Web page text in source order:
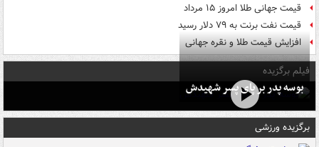
قیمت جهانی طلا امروز ۱۵ مرداد
قیمت نفت برنت به ۷۹ دلار رسید
افزایش قیمت طلا و نقره جهانی
فیلم برگزیده
بوسه‌ پدر بر پای پسر شهیدش
برگزیده ورزشی